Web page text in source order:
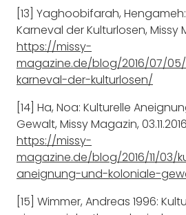
[13] Yaghoobifarah,
Karneval der Kulturlosen, Missy
https://missy-
magazine.de/blog/2016/07/
karneval-der-kulturlosen/
[14] Ha, Noa: Kulturelle
Gewalt, Missy Magazin,
https://missy-
magazine.de/blog/2016/11/03/
aneignung-und-koloniale-
[15] Wimmer, Andreas 1996: